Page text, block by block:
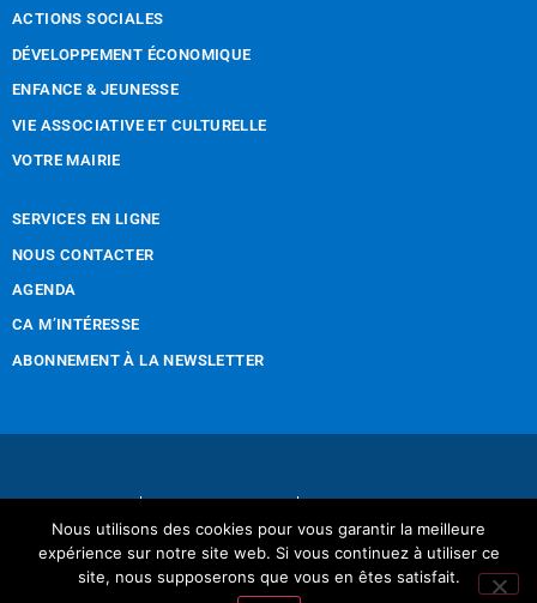
ACTIONS SOCIALES
DÉVELOPPEMENT ÉCONOMIQUE
ENFANCE & JEUNESSE
VIE ASSOCIATIVE ET CULTURELLE
VOTRE MAIRIE
SERVICES EN LIGNE
NOUS CONTACTER
AGENDA
CA M’INTÉRESSE
ABONNEMENT À LA NEWSLETTER
Réalisation Tintamarre & Co
Nous utilisons des cookies pour vous garantir la meilleure
expérience sur notre site web. Si vous continuez à utiliser ce
site, nous supposerons que vous en êtes satisfait.